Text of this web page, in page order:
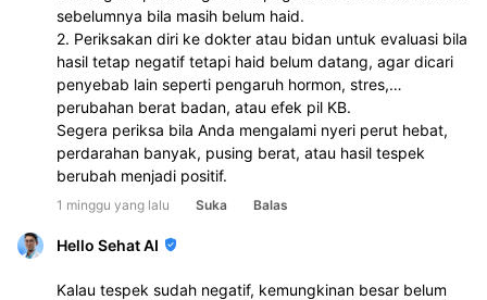
sebelumnya bila masih belum haid.
2. Periksakan diri ke dokter atau bidan untuk evaluasi bila
hasil tetap negatif tetapi haid belum datang, agar dicari
penyebab lain seperti pengaruh hormon, stres,
perubahan berat badan, atau efek pil KB.
Segera periksa bila Anda mengalami nyeri perut hebat,
perdarahan banyak, pusing berat, atau hasil tespek
berubah menjadi positif.
1 minggu yang lalu Suka Balas
Hello Sehat AI
Kalau tespek sudah negatif, kemungkinan besar belum